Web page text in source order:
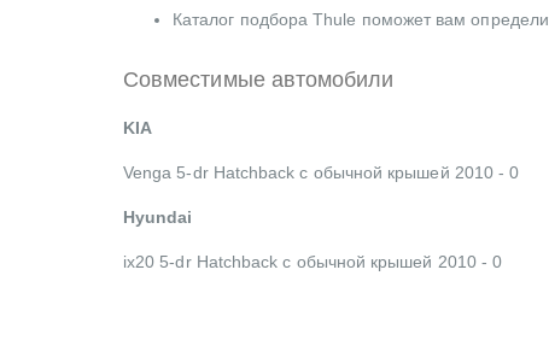
Каталог подбора Thule поможет вам
Совместимые автомобили
KIA
Venga 5-dr Hatchback с обычной крышей 2010 - 0
Hyundai
ix20 5-dr Hatchback с обычной крышей 2010 - 0